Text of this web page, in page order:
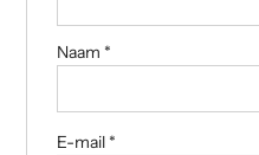
Naam *
E-mail *